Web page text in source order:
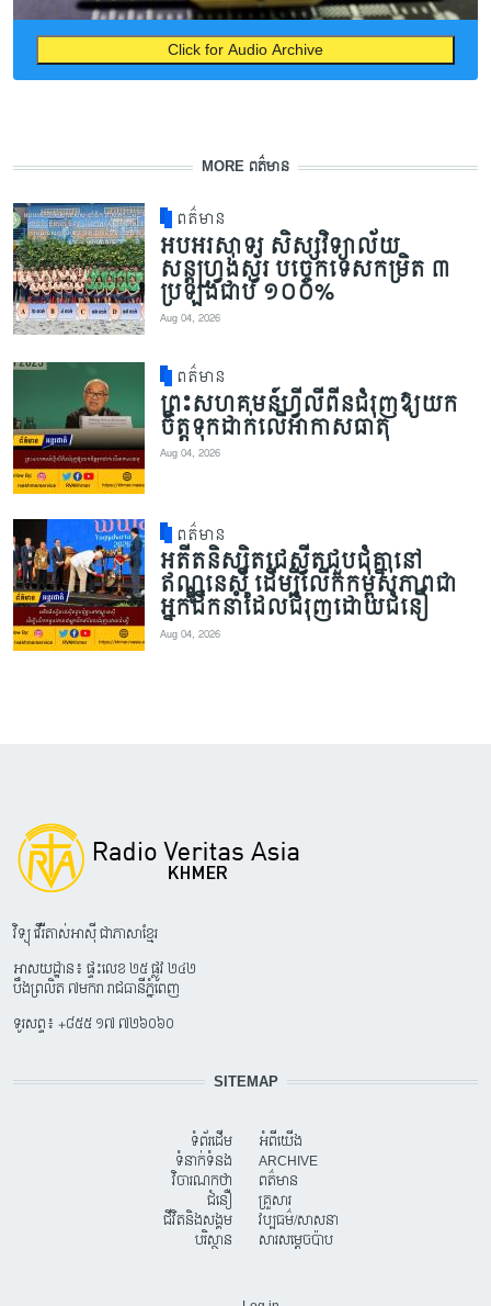
Click for Audio Archive
MORE ពត៌មាន
ពត៌មាន
អបអរសាទរ សិស្សវិទ្យាល័យ
សន្តហ្វ្រង់ស្វ័រ បច្ចេកទេសកម្រិត ៣
ប្រឡងជាប់ ១០០%
Aug 04, 2026
ពត៌មាន
ព្រះសហគមន៍ហ្វីលីពីនជំរុញឱ្យយក
ចិត្តទុកដាក់លើអាកាសធាតុ
Aug 04, 2026
ពត៌មាន
អតីតនិស្សិតជេស្វីតជួបជុំគ្នានៅ
ឥណ្ឌូនេស៊ី ដើម្បីលើកកម្ពស់ភាពជា
អ្នកដឹកនាំដែលជំរុញដោយជំនឿ
Aug 04, 2026
វិទ្យុ វើរីតាស់អាស៊ី ជាភាសាខ្មែរ
អាសយដ្ឋាន៖ ផ្ទះលេខ ២៥ ផ្លូវ ២៤២
បឹងព្រលិត ៧មករា រាជធានីភ្នំពេញ
ទូរសព្ទ៖ +៨៥៥ ១៧ ៧២៦០៦០
SITEMAP
ទំព័រដើម
ទំនាក់ទំនង
វិចារណកថា
ជំនឿ
ជីវិតនិងសង្គម
បរិស្ថាន
អំពីយើង
ARCHIVE
ពត៌មាន
គ្រួសារ
វប្បធម៌/សាសនា
សារសម្តេចប៉ាប